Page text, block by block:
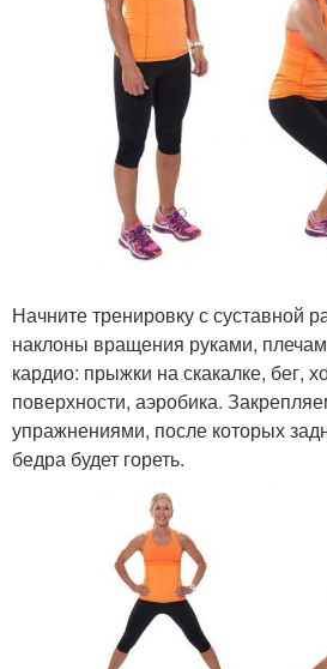
Начните тренировку с суставной
наклоны вращения руками,
кардио: прыжки на скакалке, бег,
поверхности, аэробика.
упражнениями, после которых
бедра будет гореть.